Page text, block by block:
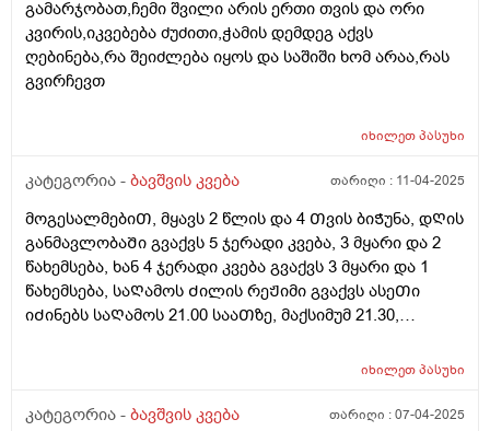
გამარჯობათ,ჩემი შვილი არის ერთი თვის და ორი
კვირის,იკვებება ძუძითი,ჭამის დემდეგ აქვს
ღებინება,რა შეიძლება იყოს და საშიში ხომ არაა,რას
გვირჩევთ
იხილეთპასუხი
კატეგორია - ბავშვის კვება თარიღი : 11-04-2025
მოგესალმებიᲗ, მყავს 2 წლის და 4 Თვის ბიᲭუნა, დᲦის
განმავლობაᲨი გვაქვს 5 ჯერადი კვება, 3 მყარი და 2
წახემსება, ხან 4 ჯერადი კვება გვაქვს 3 მყარი და 1
წახემსება, საᲦამოს Ძილის რეᲟიმი გვაქვს ასეᲗი
იᲫინებს საᲦამოს 21.00 სააᲗზე, მაქსიმუმ 21.30,
დილიᲗ იᲦვიᲫებს ხან 07.00 ხან 08.00, მაინტერესებს
არის 12 კილო და 900 გრამი, დიდაᲗ არ იმატებს
იხილეთპასუხი
კატეგორია - ბავშვის კვება თარიღი :07-04-2025